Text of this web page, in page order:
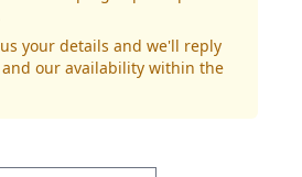
us your details and we'll reply
our availability within the